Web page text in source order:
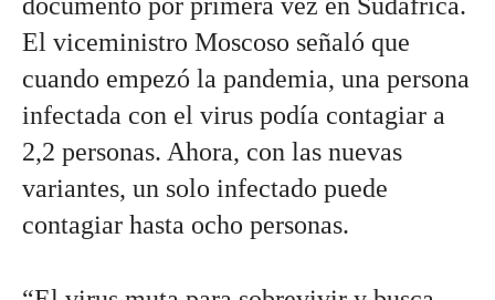
El viceministro Moscoso señaló que
cuando empezó la pandemia, una persona
infectada con el virus podía contagiar a
2,2 personas. Ahora, con las nuevas
variantes, un solo infectado puede
contagiar hasta ocho personas.